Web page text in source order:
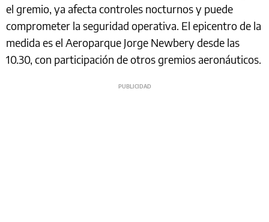
el gremio, ya afecta controles nocturnos y puede
comprometer la seguridad operativa. El epicentro de la
medida es el Aeroparque Jorge Newbery desde las
10.30, con participación de otros gremios aeronáuticos.